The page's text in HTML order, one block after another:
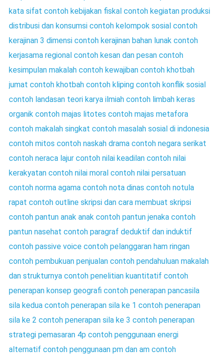
kata sifat contoh kebijakan fiskal contoh kegiatan produksi
distribusi dan konsumsi contoh kelompok sosial contoh
kerajinan 3 dimensi contoh kerajinan bahan lunak contoh
kerjasama regional contoh kesan dan pesan contoh
kesimpulan makalah contoh kewajiban contoh khotbah
jumat contoh khotbah contoh kliping contoh konflik sosial
contoh landasan teori karya ilmiah contoh limbah keras
organik contoh majas litotes contoh majas metafora
contoh makalah singkat contoh masalah sosial di indonesia
contoh mitos contoh naskah drama contoh negara serikat
contoh neraca lajur contoh nilai keadilan contoh nilai
kerakyatan contoh nilai moral contoh nilai persatuan
contoh norma agama contoh nota dinas contoh notula
rapat contoh outline skripsi dan cara membuat skripsi
contoh pantun anak anak contoh pantun jenaka contoh
pantun nasehat contoh paragraf deduktif dan induktif
contoh passive voice contoh pelanggaran ham ringan
contoh pembukuan penjualan contoh pendahuluan makalah
dan strukturnya contoh penelitian kuantitatif contoh
penerapan konsep geografi contoh penerapan pancasila
sila kedua contoh penerapan sila ke 1 contoh penerapan
sila ke 2 contoh penerapan sila ke 3 contoh penerapan
strategi pemasaran 4p contoh penggunaan energi
alternatif contoh penggunaan pm dan am contoh